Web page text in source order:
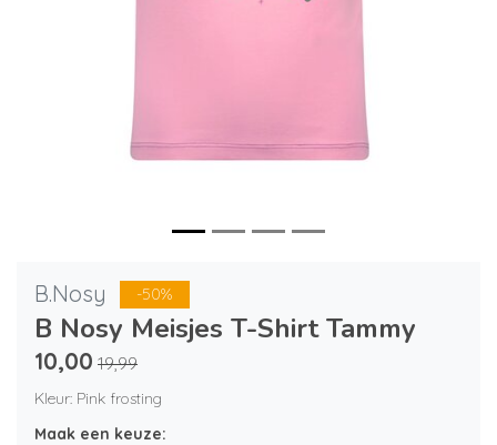
B.Nosy -50%
B Nosy Meisjes T-Shirt Tammy
10,00 19,99
Kleur: Pink frosting
Maak een keuze: